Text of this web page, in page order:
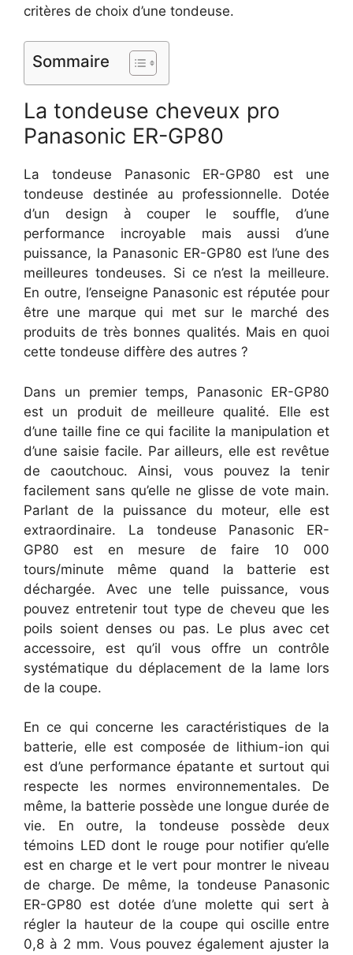
critères de choix d’une tondeuse.
Sommaire
La tondeuse cheveux pro
Panasonic ER-GP80
La tondeuse Panasonic ER-GP80 est une
tondeuse destinée au professionnelle. Dotée
d’un design à couper le souffle, d’une
performance incroyable mais aussi d’une
puissance, la Panasonic ER-GP80 est l’une des
meilleures tondeuses. Si ce n’est la meilleure.
En outre, l’enseigne Panasonic est réputée pour
être une marque qui met sur le marché des
produits de très bonnes qualités. Mais en quoi
cette tondeuse diffère des autres ?
Dans un premier temps, Panasonic ER-GP80
est un produit de meilleure qualité. Elle est
d’une taille fine ce qui facilite la manipulation et
d’une saisie facile. Par ailleurs, elle est revêtue
de caoutchouc. Ainsi, vous pouvez la tenir
facilement sans qu’elle ne glisse de vote main.
Parlant de la puissance du moteur, elle est
extraordinaire. La tondeuse Panasonic ER-
GP80 est en mesure de faire 10 000
tours/minute même quand la batterie est
déchargée. Avec une telle puissance, vous
pouvez entretenir tout type de cheveu que les
poils soient denses ou pas. Le plus avec cet
accessoire, est qu’il vous offre un contrôle
systématique du déplacement de la lame lors
de la coupe.
En ce qui concerne les caractéristiques de la
batterie, elle est composée de lithium-ion qui
est d’une performance épatante et surtout qui
respecte les normes environnementales. De
même, la batterie possède une longue durée de
vie. En outre, la tondeuse possède deux
témoins LED dont le rouge pour notifier qu’elle
est en charge et le vert pour montrer le niveau
de charge. De même, la tondeuse Panasonic
ER-GP80 est dotée d’une molette qui sert à
régler la hauteur de la coupe qui oscille entre
0,8 à 2 mm. Vous pouvez également ajuster la